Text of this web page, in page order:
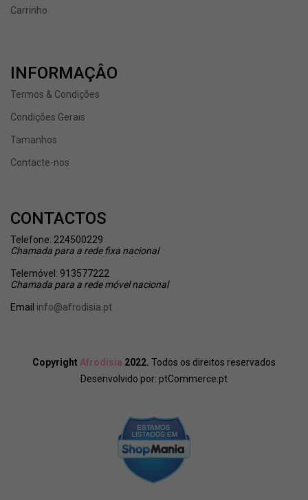
Carrinho
INFORMAÇÂO
Termos & Condições
Condições Gerais
Tamanhos
Contacte-nos
CONTACTOS
Telefone: 224500229
Chamada para a rede fixa nacional
Telemóvel: 913577222
Chamada para a rede móvel nacional
Email info@afrodisia.pt
Copyright Afrodisia 2022. Todos os direitos reservados
Desenvolvido por: ptCommerce.pt